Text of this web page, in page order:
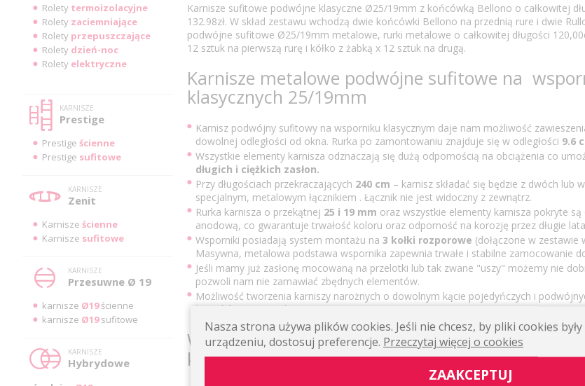
Rolety termoizolacyjne
Rolety zaciemniające
Rolety przepuszczające
Rolety dzień-noc
Rolety elektryczne
KARNISZE
Prestige
Prestige ścienne
Prestige sufitowe
KARNISZE
Zenit
Karnisze ścienne
Karnisze sufitowe
KARNISZE
Przesuwne Ø 19
karnisze Ø19ścienne
karnisze Ø19sufitowe
KARNISZE
Hybrydowe
Karnisze sufitowe podwójne klasyczne Ø25/19mm z końcówką Bellono o całkowitej
132.98zł. W skład zestawu wchodzą dwie końcówki Bellono na przednią rure i dwie
podwójne sufitowe Ø25/19mm metalowe, rurki metalowe o całkowitej długości
12 sztuk na pierwszą rurę i kółko z żabką x 12 sztuk na drugą.
Karnisze metalowe podwójne sufitowe na
klasycznych 25/19mm
Karnisz podwójny sufitowy na wsporniku klasycznym daje nam możliwość
dowolnej odległości od okna. Rurka po zamontowaniu znajduje się w odległości 9.6
Wszystkie elementy karnisza odznaczają się dużą odpornością na obciążenia co
długich i ciężkich zasłon.
Przy długościach przekraczających 240 cm – karnisz składać się będzie z dwóch lub
specjalnym, metalowym łącznikiem . Łącznik nie jest widoczny z zewnątrz.
Rurka karnisza o przekątnej 25 i 19 mm oraz wszystkie elementy karnisza pokryte są
anodową, co gwarantuje trwałość koloru oraz odporność na korozję przez długie
Wsporniki posiadają system montażu na 3 kołki rozporowe (dołączone w zestawie
Masywna, metalowa podstawa wspornika zapewnia trwałe i stabilne zamocowanie
Jeśli mamy już zasłonę mocowaną na przelotki lub tak zwane "uszy" możemy nie
pozwoli nam nie zamawiać zbędnych elementów.
Możliwość tworzenia karniszy narożnych o dowolnym kącie pojedyńczych i
łączników narożnych.
Wygląd karnisza podwójnego sufitowego na
klasycznych
Nasza strona używa plików cookies. Jeśli nie chcesz, by pliki cookies
urządzeniu, dostosuj preferencje. Przeczytaj więcej o cookies
ZAAKCEPTUJ